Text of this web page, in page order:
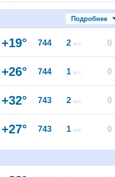
Подробнее
+19° 744 2 м/с 0
+26° 744 1 м/с 0
+32° 743 2 м/с 0
+27° 743 1 м/с 0